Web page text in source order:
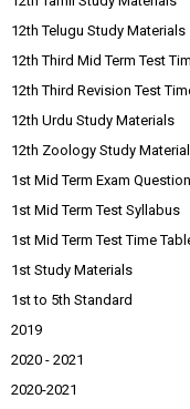
12th Telugu Study Materials
12th Third Mid Term Test
12th Third Revision Test
12th Urdu Study Materials
12th Zoology Study
1st Mid Term Exam
1st Mid Term Test Syllabus
1st Mid Term Test Time
1st Study Materials
1st to 5th Standard
2019
2020 - 2021
2020-2021